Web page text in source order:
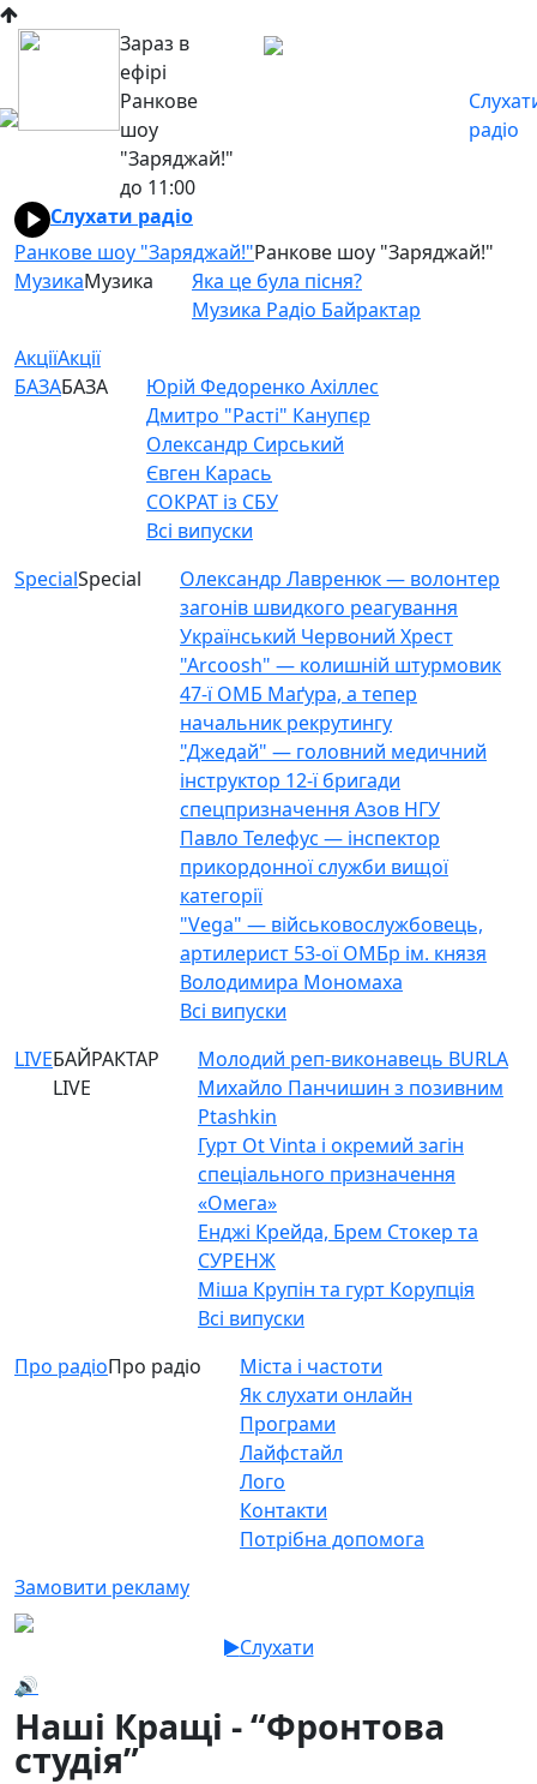
Зараз в
ефірі
Ранкове
шоу
"Заряджай!"
до 11:00
радіо
Слухати радіо
Ранкове шоу "Заряджай!"Ранкове шоу "Заряджай!"
МузикаМузика
Яка це була пісня?
Музика Радіо Байрактар
АкціїАкції
БАЗАБАЗА
Юрій Федоренко Ахіллес
Дмитро "Расті" Канупєр
Олександр Сирський
Євген Карась
СОКРАТ із СБУ
Всі випуски
SpecialSpecial
Олександр Лавренюк — волонтер
загонів швидкого реагування
Український Червоний Хрест
"Arcoosh" — колишній штурмовик
47-ї ОМБ Маґура, а тепер
начальник рекрутингу
"Джедай" — головний медичний
інструктор 12-ї бригади
спецпризначення Азов НГУ
Павло Телефус — інспектор
прикордонної служби вищої
категорії
"Vega" — військовослужбовець,
артилерист 53-ої ОМБр ім. князя
Володимира Мономаха
Всі випуски
LIVEБАЙРАКТАР
LIVE
Молодий реп-виконавець BURLA
Михайло Панчишин з позивним
Ptashkin
Гурт Ot Vinta і окремий загін
спеціального призначення
«Омега»
Енджі Крейда, Брем Стокер та
СУРЕНЖ
Міша Крупін та гурт Корупція
Всі випуски
Про радіоПро радіо
Міста і частоти
Як слухати онлайн
Програми
Лайфстайл
Лого
Контакти
Потрібна допомога
Замовити рекламу
Слухати
🔊
Наші Кращі - “Фронтова
студія”